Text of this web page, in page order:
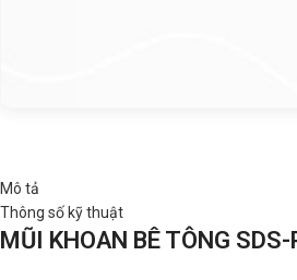
Mô tả
Thông số kỹ thuật
MŨI KHOAN BÊ TÔNG SDS-